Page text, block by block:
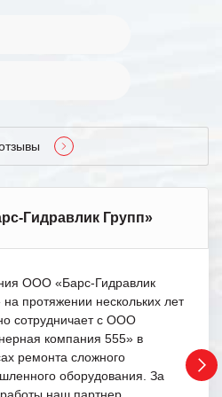
Гидравлик Групп»
ООО «Барс-Гидравлик
на протяжении нескольких лет
сотрудничает с ООО
компания 555» в
ремонта сложного
оборудования. За